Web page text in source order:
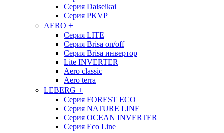
Серия Daiseikai
Серия PKVP
AERO +
Cерия LITE
Серия Brisa on/off
Серия Brisa инвертор
Lite INVERTER
Aero classic
Aero terra
LEBERG +
Серия FOREST ECO
Серия NATURE LINE
Серия OCEAN INVERTER
Серия Eco Line